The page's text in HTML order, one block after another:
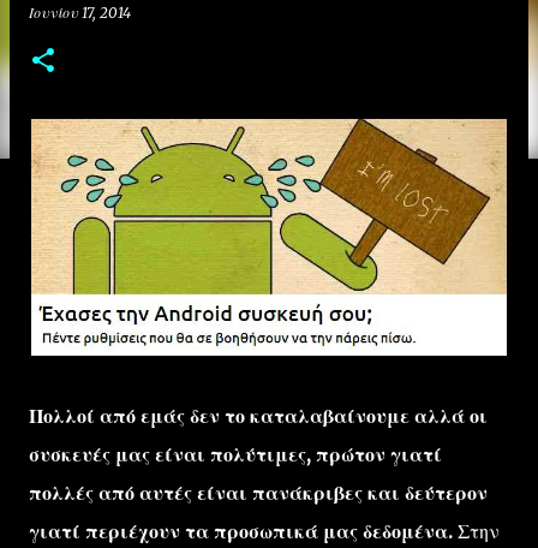
Ιουνίου 17, 2014
Πολλοί από εμάς δεν το καταλαβαίνουμε αλλά οι
συσκευές μας είναι πολύτιμες, πρώτον γιατί
πολλές από αυτές είναι πανάκριβες και δεύτερον
γιατί περιέχουν τα προσωπικά μας δεδομένα. Στην